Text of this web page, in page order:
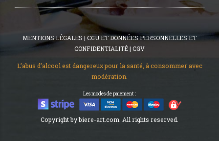
MENTIONS LÉGALES | CGU ET DONNÉES PERSONNELLES ET
CONFIDENTIALITÉ| CGV
L’abus d’alcool est dangereux pour la santé, à consommer avec
modération.
Les modes de paiement :
Copyright by biere-art.com. All rights reserved.